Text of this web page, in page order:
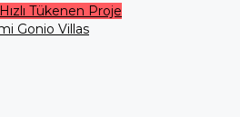
Hızlı Tükenen Proje